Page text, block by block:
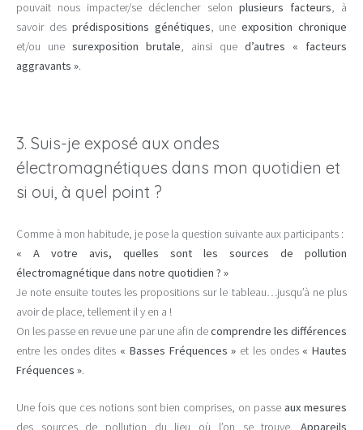
pouvait nous impacter/se déclencher selon plusieurs facteurs , à
savoir des prédispositions génétiques , uneexposition chronique
et/ou une surexposition brutale , ainsi que d’autres « facteurs
aggravants ».
3. Suis-je exposé aux ondes
électromagnétiques dans mon quotidien et
si oui, à quel point ?
Comme à mon habitude, je pose la question suivante aux participants :
« A votre avis, quelles sont les sources de pollution
électromagnétique dans notre quotidien ? »
Je note ensuite toutes les propositions sur le tableau…jusqu’à ne plus
avoir de place, tellement il y en a !
On les passe en revue une par une afin decomprendre les différences
entre les ondes dites « Basses Fréquences » et les ondes « Hautes
Fréquences ».
Une fois que ces notions sont bien comprises, on passeaux mesures
des sources de pollution du lieu où l’on se trouve. Appareils